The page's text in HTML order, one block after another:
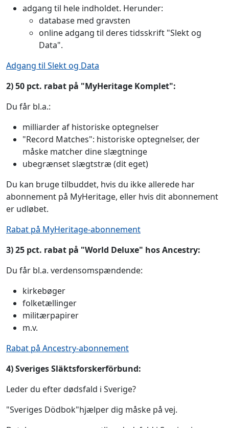
adgang til hele indholdet. Herunder:
database med gravsten
online adgang til deres tidsskrift "Slekt og
Data".
Adgang til Slekt og Data
2) 50 pct. rabat på "MyHeritage Komplet":
Du får bl.a.:
milliarder af historiske optegnelser
"Record Matches": historiske optegnelser, der
måske matcher dine slægtninge
ubegrænset slægtstræ (dit eget)
Du kan bruge tilbuddet, hvis du ikke allerede har
abonnement på MyHeritage, eller hvis dit abonnement
er udløbet.
Rabat på MyHeritage-abonnement
3) 25 pct. rabat på "World Deluxe" hos Ancestry:
Du får bl.a. verdensomspændende:
kirkebøger
folketællinger
militærpapirer
m.v.
Rabat på Ancestry-abonnement
4) Sveriges Släktsforskerförbund:
Leder du efter dødsfald i Sverige?
"Sveriges Dödbok"hjælper dig måske på vej.